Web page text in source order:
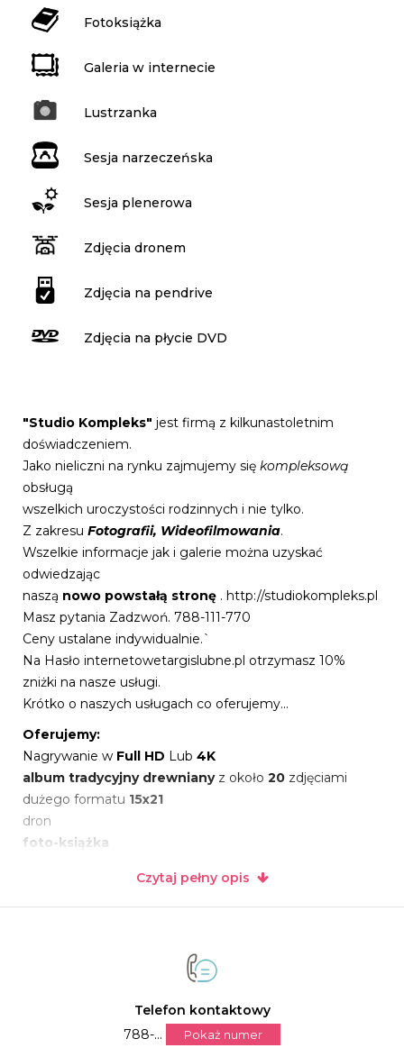
Fotoksiążka
Galeria w internecie
Lustrzanka
Sesja narzeczeńska
Sesja plenerowa
Zdjęcia dronem
Zdjęcia na pendrive
Zdjęcia na płycie DVD
"Studio Kompleks" jest firmą z kilkunastoletnim
doświadczeniem.
Jako nieliczni na rynku zajmujemy się kompleksową
obsługą
wszelkich uroczystości rodzinnych i nie tylko.
Z zakresu Fotografii, Wideofilmowania.
Wszelkie informacje jak i galerie można uzyskać
odwiedzając
naszą nowo powstałą stronę . http://studiokompleks.pl
Masz pytania Zadzwoń. 788-111-770
Ceny ustalane indywidualnie.`
Na Hasło internetowetargislubne.pl otrzymasz 10%
zniżki na nasze usługi.
Krótko o naszych usługach co oferujemy...
Oferujemy:
Nagrywanie w Full HD Lub 4K
album tradycyjny drewnianyz około 20 zdjęciami
dużego formatu 15x21
dron
foto-książka
sesja narzeczeńska
4 Fotografów
Czytaj pełny opis
Telefon kontaktowy
788-...
Pokaż numer